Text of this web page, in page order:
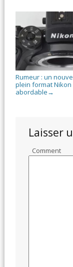
Rumeur : un
plein format
abordable →
Laisser
Comment